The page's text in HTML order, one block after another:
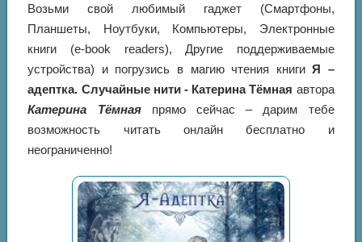
Возьми свой любимый гаджет (Смартфоны,
Планшеты, Ноутбуки, Компьютеры, Электронные
книги (e-book readers), Другие поддерживаемые
устройства) и погрузись в магию чтения книгиЯ –
адептка. Случайные нити - Катерина Тёмная автора
Катерина Тёмнаяпрямо сейчас – дарим тебе
возможность читать онлайн бесплатно и
неограниченно!